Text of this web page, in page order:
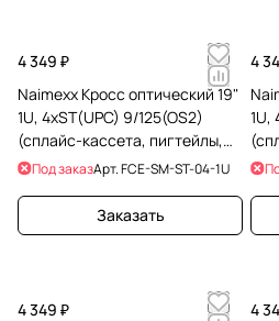
4 349 ₽
Naimexx Кросс оптический 19"
1U, 4хST(UPC) 9/125(OS2)
(сплайс-кассета, пигтейлы,
КДЗС)
Под заказАрт.FCE-SM-ST-04-1U
Заказать
4
1U,
4 349 ₽
4